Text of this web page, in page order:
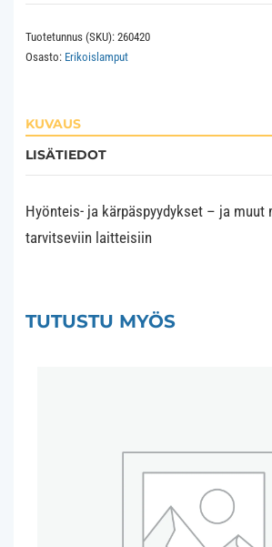
mustavalo
määrä
Tuotetunnus (SKU): 260420
Osasto: Erikoislamput
KUVAUS
LISÄTIEDOT
Hyönteis- ja kärpäspyydykset – ja muut
tarvitseviin laitteisiin
TUTUSTU MYÖS